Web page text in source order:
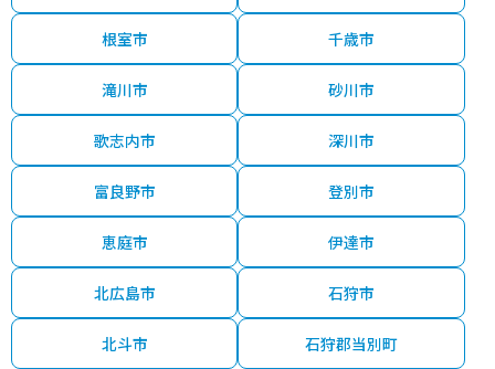
根室市 千歳市
滝川市 砂川市
歌志内市 深川市
富良野市 登別市
恵庭市 伊達市
北広島市 石狩市
北斗市 石狩郡当別町